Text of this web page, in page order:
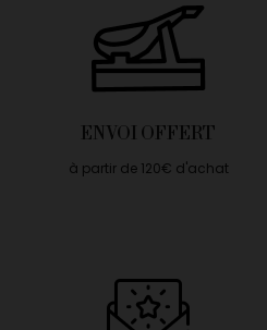
ENVOI OFFERT
à partir de 120€ d'achat